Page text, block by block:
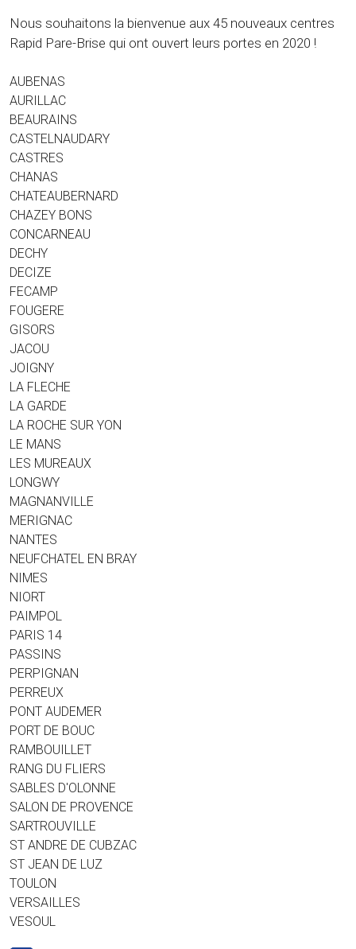
Nous souhaitons la bienvenue aux 45 nouveaux centres
Rapid Pare-Brise qui ont ouvert leurs portes en 2020 !
AUBENAS
AURILLAC
BEAURAINS
CASTELNAUDARY
CASTRES
CHANAS
CHATEAUBERNARD
CHAZEY BONS
CONCARNEAU
DECHY
DECIZE
FECAMP
FOUGERE
GISORS
JACOU
JOIGNY
LA FLECHE
LA GARDE
LA ROCHE SUR YON
LE MANS
LES MUREAUX
LONGWY
MAGNANVILLE
MERIGNAC
NANTES
NEUFCHATEL EN BRAY
NIMES
NIORT
PAIMPOL
PARIS 14
PASSINS
PERPIGNAN
PERREUX
PONT AUDEMER
PORT DE BOUC
RAMBOUILLET
RANG DU FLIERS
SABLES D'OLONNE
SALON DE PROVENCE
SARTROUVILLE
ST ANDRE DE CUBZAC
ST JEAN DE LUZ
TOULON
VERSAILLES
VESOUL